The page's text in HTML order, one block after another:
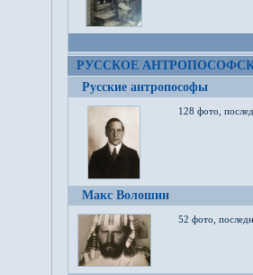
РУССКОЕ
Русские антропософы
128 фото,
Макс Волошин
52 фото,